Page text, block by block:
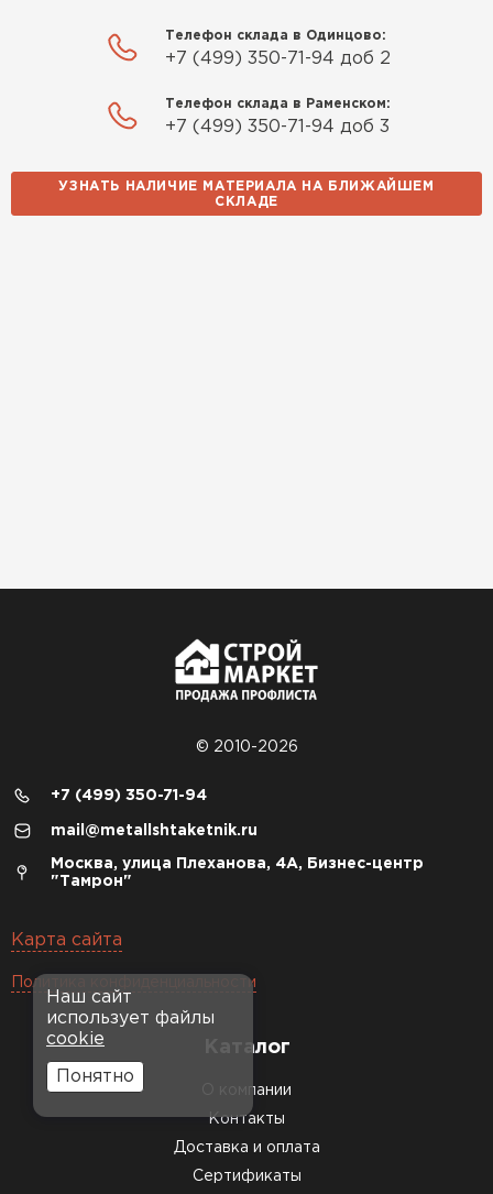
Телефон склада в Одинцово:
+7 (499) 350-71-94 доб 2
Телефон склада в Раменском:
+7 (499) 350-71-94 доб 3
УЗНАТЬ НАЛИЧИЕ МАТЕРИАЛА НА БЛИЖАЙШЕМ
СКЛАДЕ
© 2010-2026
+7 (499) 350-71-94
mail@metallshtaketnik.ru
Москва, улица Плеханова, 4А, Бизнес-центр
"Тамрон"
Карта сайта
Политика конфиденциальности
Каталог
О компании
Контакты
Доставка и оплата
Сертификаты
Наш сайт
использует файлы
cookie
Понятно